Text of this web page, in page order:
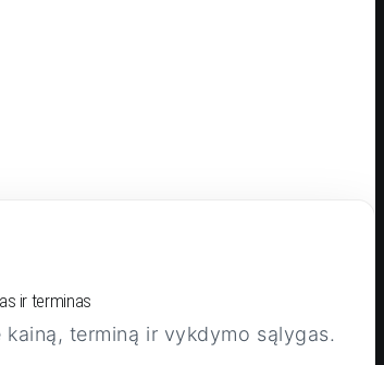
ir terminas
kainą, terminą ir vykdymo sąlygas.